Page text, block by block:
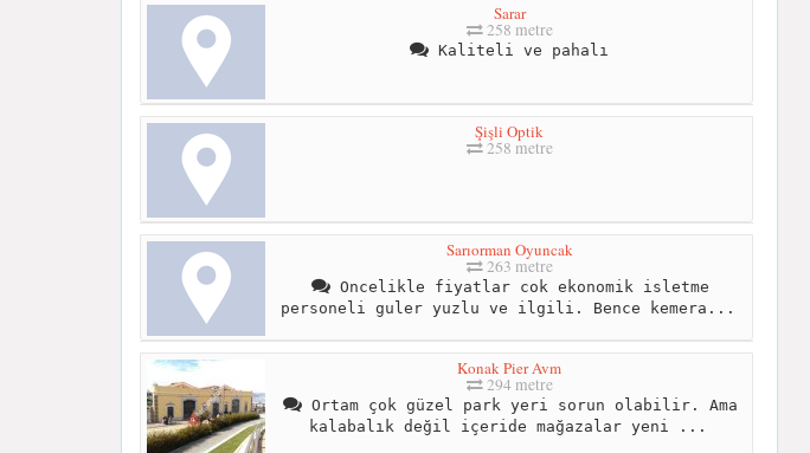
Sarar
258 metre
Kaliteli ve pahalı
Şişli Optik
258 metre
Sarıorman Oyuncak
263 metre
Oncelikle fiyatlar cok ekonomik isletme
personeli guler yuzlu ve ilgili. Bence kemera...
Konak Pier Avm
294 metre
Ortam çok güzel park yeri sorun olabilir. Ama
kalabalık değil içeride mağazalar yeni ...